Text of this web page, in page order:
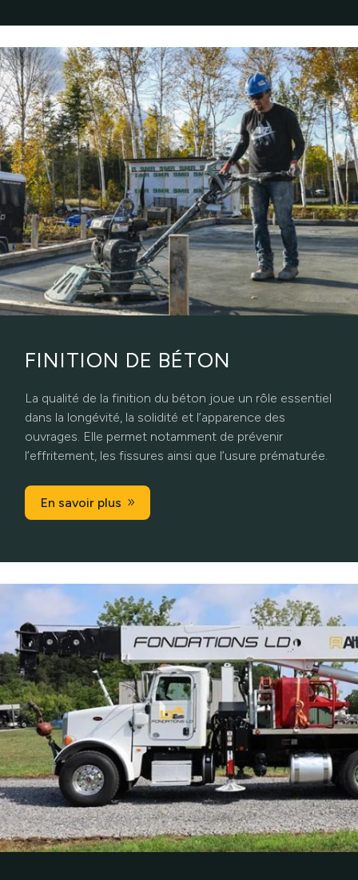
FINITION DE BÉTON
La qualité de la finition du béton joue un rôle essentiel
dans la longévité, la solidité et l’apparence des
ouvrages. Elle permet notamment de prévenir
l’effritement, les fissures ainsi que l’usure prématurée.
En savoir plus